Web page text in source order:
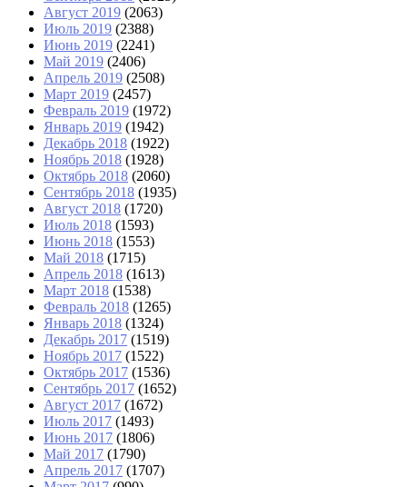
Август 2019 (2063)
Июль 2019 (2388)
Июнь 2019 (2241)
Май 2019 (2406)
Апрель 2019 (2508)
Март 2019 (2457)
Февраль 2019 (1972)
Январь 2019 (1942)
Декабрь 2018 (1922)
Ноябрь 2018 (1928)
Октябрь 2018 (2060)
Сентябрь 2018 (1935)
Август 2018 (1720)
Июль 2018 (1593)
Июнь 2018 (1553)
Май 2018 (1715)
Апрель 2018 (1613)
Март 2018 (1538)
Февраль 2018 (1265)
Январь 2018 (1324)
Декабрь 2017 (1519)
Ноябрь 2017 (1522)
Октябрь 2017 (1536)
Сентябрь 2017 (1652)
Август 2017 (1672)
Июль 2017 (1493)
Июнь 2017 (1806)
Май 2017 (1790)
Апрель 2017 (1707)